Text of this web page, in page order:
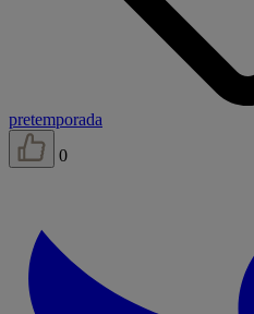
pretemporada
0